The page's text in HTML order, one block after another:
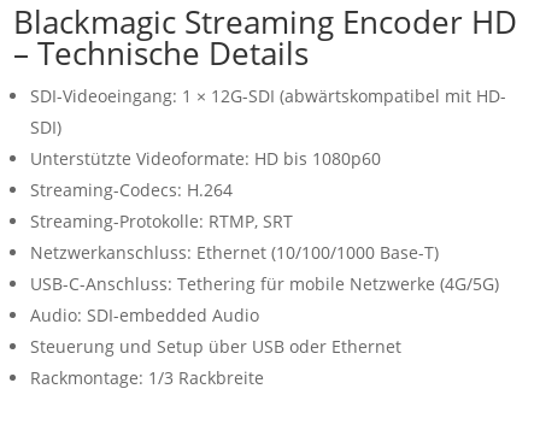
Blackmagic Streaming Encoder HD
– Technische Details
SDI-Videoeingang: 1 × 12G-SDI (abwärtskompatibel mit HD-
SDI)
Unterstützte Videoformate: HD bis 1080p60
Streaming-Codecs: H.264
Streaming-Protokolle: RTMP, SRT
Netzwerkanschluss: Ethernet (10/100/1000 Base-T)
USB-C-Anschluss: Tethering für mobile Netzwerke (4G/5G)
Audio: SDI-embedded Audio
Steuerung und Setup über USB oder Ethernet
Rackmontage: 1/3 Rackbreite